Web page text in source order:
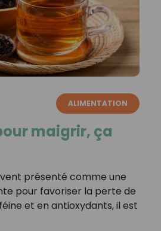
ALIMENTATION
maigrir, ça
présenté comme une
pour favoriser la perte de
et en antioxydants, il est